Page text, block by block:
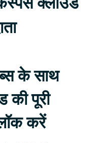
के साथ
की पूरी
करें